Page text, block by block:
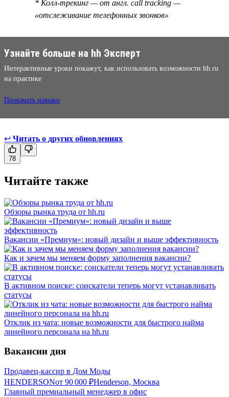
* Колл-трекинг — от англ. call tracking —
«отслеживание телефонных звонков»
Узнайте больше на hh Эксперт
Интерактивные уроки покажут, как использовать возможности hh.ru
на практике
Прокачать навыки
↩ Читать о других обновлениях
78
Читайте также
Обзоры рынка труда от hh.ru
Вакансии «Премиум»: новый дизайн и выше эффективность
Как и зачем мы меняем форму заполнения вакансии?
В активном поиске: соискатели теперь могут устанавливать
статусы
Отклик из чата: новые возможности для быстрого найма
линейного персонала на hh.ru
Вакансии дня
Продавец-кассир в Дом Моды
HENDERSONот 90 000 ₽Henderson, Москва
Главный премиальный менеджер в офис